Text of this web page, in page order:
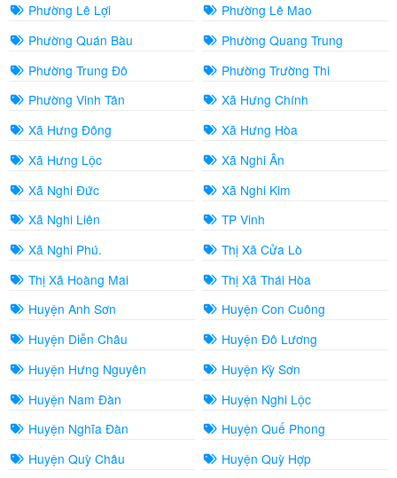
Phường Lê Lợi
Phường Lê Mao
Phường Quán Bàu
Phường Quang Trung
Phường Trung Đô
Phường Trường Thi
Phường Vinh Tân
Xã Hưng Chính
Xã Hưng Đông
Xã Hưng Hòa
Xã Hưng Lộc
Xã Nghi Ân
Xã Nghi Đức
Xã Nghi Kim
Xã Nghi Liên
TP Vinh
Xã Nghi Phú.
Thị Xã Cửa Lò
Thị Xã Hoàng Mai
Thị Xã Thái Hòa
Huyện Anh Sơn
Huyện Con Cuông
Huyện Diễn Châu
Huyện Đô Lương
Huyện Hưng Nguyên
Huyện Kỳ Sơn
Huyện Nam Đàn
Huyện Nghi Lộc
Huyện Nghĩa Đàn
Huyện Quế Phong
Huyện Quỳ Châu
Huyện Quỳ Hợp